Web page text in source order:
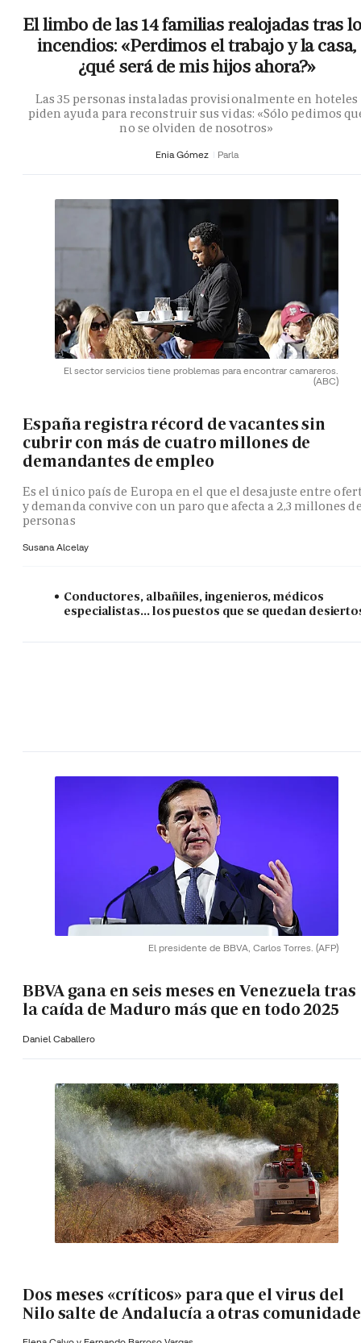
El limbo de las 14 familias realojadas tras
incendios: «Perdimos el trabajo y la casa,
¿qué será de mis hijos ahora?»
Las 35 personas instaladas provisionalmente en hoteles
piden ayuda para reconstruir sus vidas: «Sólo pedimos
no se olviden de nosotros»
Enia Gómez Parla
El sector servicios tiene problemas para encontrar camareros.
(ABC)
España registra récord de vacantes sin
cubrir con más de cuatro millones de
demandantes de empleo
Es el único país de Europa en el que el desajuste entre
y demanda convive con un paro que afecta a 2,3 millones
personas
Susana Alcelay
Conductores, albañiles, ingenieros, médicos
especialistas... los puestos que se quedan
El presidente de BBVA, Carlos Torres. (AFP)
BBVA gana en seis meses en Venezuela tras
la caída de Maduro más que en todo 2025
Daniel Caballero
Dos meses «críticos» para que el virus del
Nilo salte de Andalucía a otras